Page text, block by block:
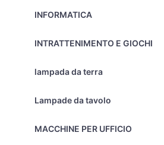
INFORMATICA
INTRATTENIMENTO E GIOCHI
lampada da terra
Lampade da tavolo
MACCHINE PER UFFICIO